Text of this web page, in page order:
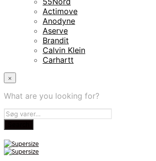
Actimove
Anodyne
Aserve
Brandit
Calvin Klein
Carhartt
×
What are you looking for?